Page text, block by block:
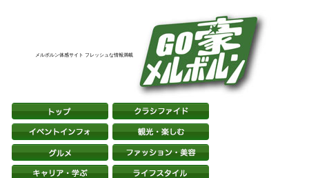
メルボルン体感サイト フレッシュな情報満載